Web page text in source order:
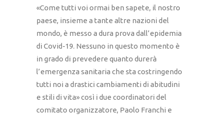
«Come tutti voi ormai ben sapete, il nostro
paese, insieme a tante altre nazioni del
mondo, è messo a dura prova dall’epidemia
di Covid-19. Nessuno in questo momento è
in grado di prevedere quanto durerà
l’emergenza sanitaria che sta costringendo
tutti noi a drastici cambiamenti di abitudini
e stili di vita» così i due coordinatori del
comitato organizzatore, Paolo Franchi e